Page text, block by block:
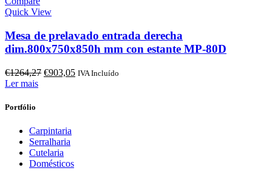
Quick View
Mesa de prelavado entrada derecha
dim.800x750x850h mm con estante MP-80D
€1264,27 O
€903,05OIVA Incluído
Ler mais
Portfólio
Carpintaria
Serralharia
Cutelaria
Domésticos